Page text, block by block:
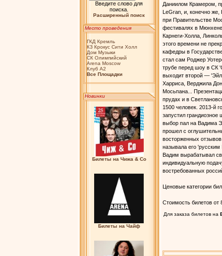
Введите слово для
поиска.
Расширенный поиск
Место проведения
ГКД Кремль
КЗ Крокус Сити Холл
Дом Музыки
СК Олимпийский
Arena Moscow
Клуб А2
Bсе Площадки
Новинки
Билеты на Чижа & Co
Билеты на Чайф
Даниилом Крамером,
LeGran, и, конечно же,
при Правительстве
фестивалях в
Карнеги-Холла,
этого времени не
кафедры в
стал сам Роджер
трубе перед шоу в СК
выходит второй —
Харриса, Верджила
Мосьпана...
прудах и в
1500 человек. 2013-й
запустил
выбор пал на Вадима
прошел с
восторженных
называла его 'русским
Вадим вырабатывал
индивидуальную
востребованных
Ценовые категории
Стоимость билетов от
Для заказа билетов на